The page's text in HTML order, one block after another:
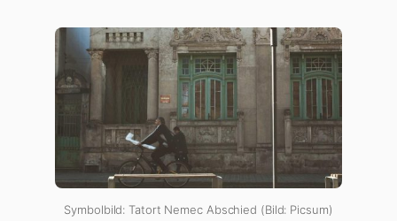
Symbolbild: Tatort Nemec Abschied (Bild: Picsum)